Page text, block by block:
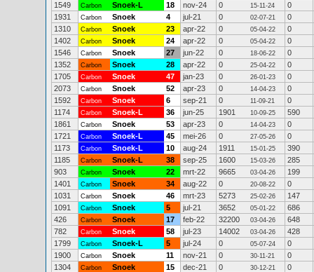
1549
Carbon Snoek-L 18 nov-24 0 15-11-24
0
1931
Carbon Snoek 4 jul-21 0 02-07-21
0
1310
Carbon Snoek 23 apr-22 0 05-04-22
0
1402
Carbon Snoek 24 apr-22 0 05-04-22
0
1546
Carbon Snoek 27 jun-22 0 18-06-22
0
1352
Carbon Snoek 28 apr-22 0 25-04-22
0
1705
Carbon Snoek 47 jan-23 0 26-01-23
0
2073
Carbon Snoek 52 apr-23 0 14-04-23
0
1592
Carbon Snoek 6 sep-21 0 11-09-21
0
1174
Carbon Snoek-L 36 jun-25 1901 10-09-25
590
1861
Carbon Snoek 53 apr-23 0 14-04-23
0
1721
Carbon Snoek-L 45 mei-26 0 27-05-26
0
1173
Carbon Snoek-L 10 aug-24 1911 15-01-25
390
1185
Carbon Snoek-L 38 sep-25 1600 15-03-26
285
903
Carbon Snoek 22 mrt-22 9665 03-04-26
199
1401
Carbon Snoek 34 aug-22 0 20-08-22
0
1031
Carbon Snoek 46 mrt-23 5273 25-02-26
147
1091
Carbon Snoek 5 jul-21 3652 05-01-22
686
426
Carbon Snoek 17 feb-22 32200 03-04-26
648
782
Carbon Snoek 58 jul-23 14002 03-04-26
428
1799
Carbon Snoek-L 5 jul-24 0 05-07-24
0
1900
Carbon Snoek 11 nov-21 0 30-11-21
0
1304
Carbon Snoek 15 dec-21 0 30-12-21
0